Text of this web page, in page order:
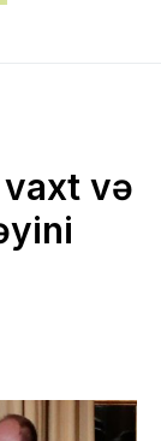
və